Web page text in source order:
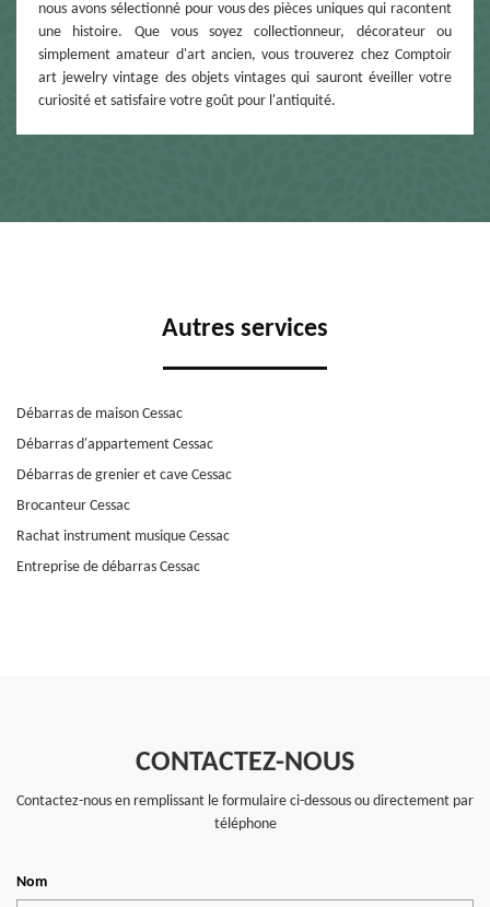
nous avons sélectionné pour vous des pièces uniques qui racontent
une histoire. Que vous soyez collectionneur, décorateur ou
simplement amateur d'art ancien, vous trouverez chez Comptoir
art jewelry vintage des objets vintages qui sauront éveiller votre
curiosité et satisfaire votre goût pour l'antiquité.
Autres services
Débarras de maison Cessac
Débarras d'appartement Cessac
Débarras de grenier et cave Cessac
Brocanteur Cessac
Rachat instrument musique Cessac
Entreprise de débarras Cessac
CONTACTEZ-NOUS
Contactez-nous en remplissant le formulaire ci-dessous ou directement par
téléphone
Nom